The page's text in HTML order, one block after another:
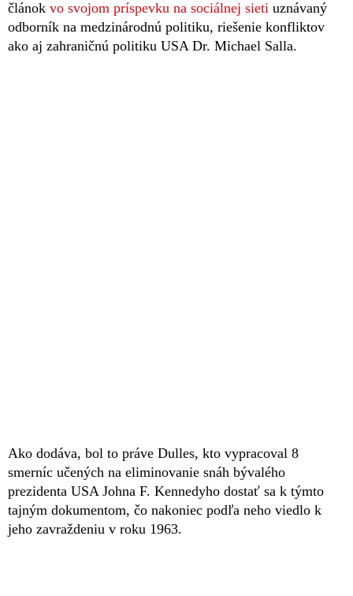
článok vo svojom príspevku na sociálnej sieti uznávaný
odborník na medzinárodnú politiku, riešenie konfliktov
ako aj zahraničnú politiku USA Dr. Michael Salla.
Ako dodáva, bol to práve Dulles, kto vypracoval 8
smerníc učených na eliminovanie snáh bývalého
prezidenta USA Johna F. Kennedyho dostať sa k týmto
tajným dokumentom, čo nakoniec podľa neho viedlo k
jeho zavraždeniu v roku 1963.